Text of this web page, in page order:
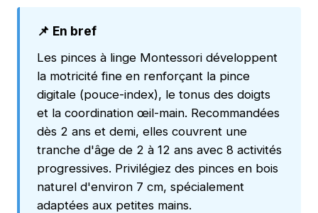
📌 En bref
Les pinces à linge Montessori développent
la motricité fine en renforçant la pince
digitale (pouce-index), le tonus des doigts
et la coordination œil-main. Recommandées
dès 2 ans et demi, elles couvrent une
tranche d'âge de 2 à 12 ans avec 8 activités
progressives. Privilégiez des pinces en bois
naturel d'environ 7 cm, spécialement
adaptées aux petites mains.